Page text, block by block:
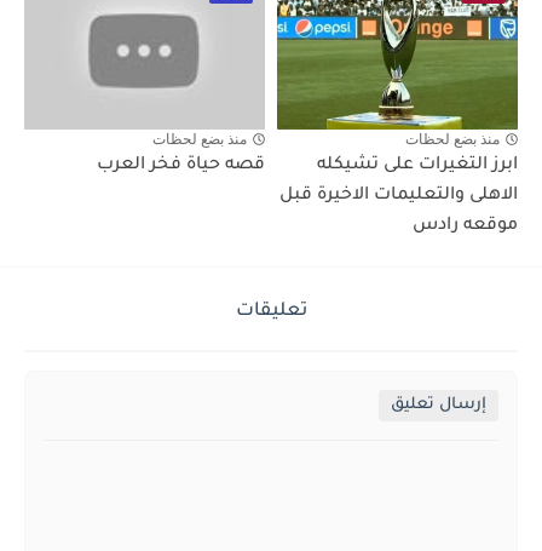
منذ بضع لحظات
ابرز التغيرات على تشيكله
الاهلى والتعليمات الاخيرة قبل
موقعه رادس
منذ بضع لحظات
قصه حياة فخر العرب
تعليقات
إرسال تعليق